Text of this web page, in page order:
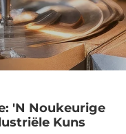
'n Noukeurige
Kuns